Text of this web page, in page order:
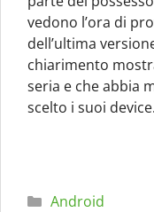
vedono l’ora di
dell’ultima
chiarimento
seria e che abbia
scelto i suoi device.
Categorie
Android